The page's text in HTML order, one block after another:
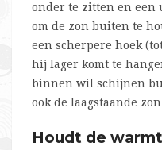
onder te zitten en
om de zon buiten te
een scherpere hoek
hij lager komt te
binnen wil schijnen
ook de laagstaande
Houdt de